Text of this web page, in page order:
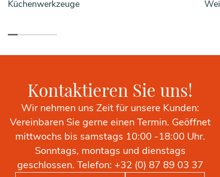
Küchenwerkzeuge
Kontaktieren Sie uns!
Wir nehmen uns Zeit für unsere Kunden:
Vereinbaren Sie gerne einen Termin. Geöffnet
mittwochs bis samstags 10:00 -18:00 Uhr.
Sonntags, montags und dienstags
geschlossen. Telefon: +32 (0) 87 89 03 37